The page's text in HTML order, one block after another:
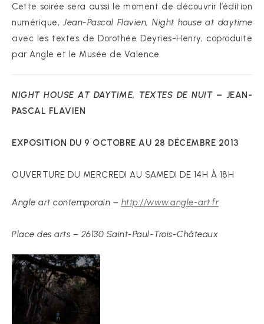
Cette soirée sera aussi le moment de découvrir l’édition
numérique,Jean-Pascal Flavien, Night house at daytime
avec les textes de Dorothée Deyries-Henry, coproduite
par Angle et le Musée de Valence.
NIGHT HOUSE AT DAYTIME, TEXTES DE NUIT– JEAN-
PASCAL FLAVIEN
EXPOSITION DU 9 OCTOBRE AU 28 DÉCEMBRE 2013
OUVERTURE DU MERCREDI AU SAMEDI DE 14H À 18H
Angle art contemporain – http://www.angle-art.fr
Place des arts – 26130 Saint-Paul-Trois-Châteaux